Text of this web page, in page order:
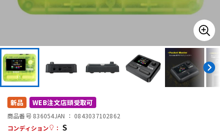
DTM オンライン納品 レコーディング機器
配信/ライブ機器
新品 WEB注文店頭受取可
商品番号 836054JAN ： 0843037102862
コンディション
： S